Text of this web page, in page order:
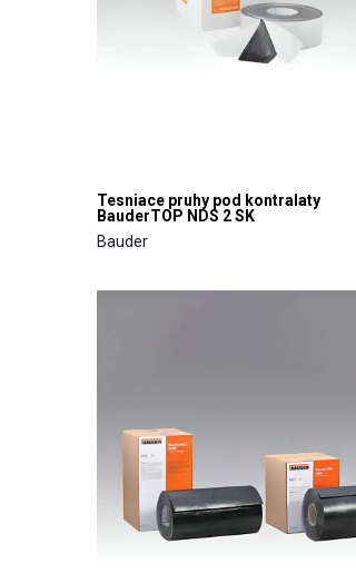
Tesniace pruhy pod kontralaty
BauderTOP NDS 2 SK
Bauder